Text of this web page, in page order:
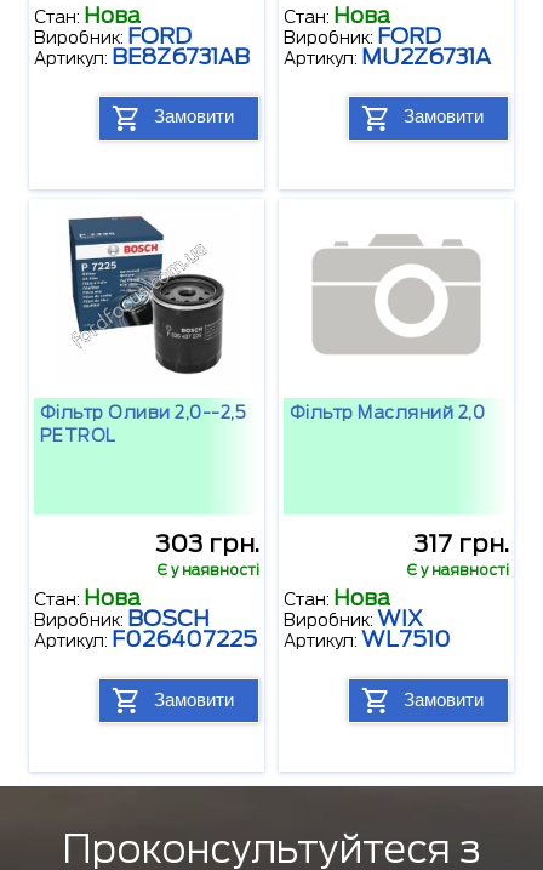
Стан: Нова
Виробник: FORD
Артикул: BE8Z6731AB
Замовити
Стан: Нова
Виробник: FORD
Артикул: MU2Z6731A
Замовити
Фільтр Оливи 2,0--2,5
PETROL
303 грн.
Є у наявності
Стан: Нова
Виробник: BOSCH
Артикул: F026407225
Замовити
Фільтр Масляний 2,0
317 грн.
Є у наявності
Стан: Нова
Виробник: WIX
Артикул: WL7510
Замовити
Проконсультуйтеся з